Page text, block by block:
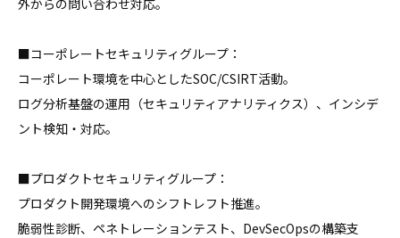
外からの問い合わせ対応。
■コーポレートセキュリティグループ：
コーポレート環境を中心としたSOC/CSIRT活動。
ログ分析基盤の運用（セキュリティアナリティクス）、インシデ
ント検知・対応。
■プロダクトセキュリティグループ：
プロダクト開発環境へのシフトレフト推進。
脆弱性診断、ペネトレーションテスト、DevSecOpsの構築支